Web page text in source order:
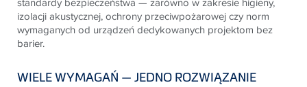
izolacji akustycznej, ochrony przeciwpożarowej czy norm
wymaganych od urządzeń dedykowanych projektom bez
barier.
WIELE WYMAGAŃ — JEDNO ROZWIĄZANIE